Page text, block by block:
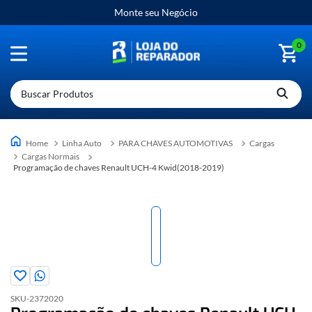
Monte seu Negócio
0
Buscar Produtos
Linha Auto PARA CHAVES AUTOMOTIVAS
Cargas
Cargas Normais
Programação de chaves Renault UCH-4 Kwid(2018-2019)
SKU-2372020